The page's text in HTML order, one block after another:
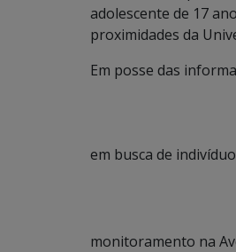
adolescente de 17
proximidades da
Em posse das
em busca de
monitoramento na